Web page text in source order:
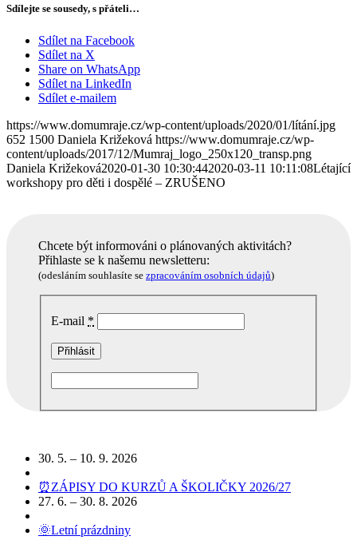
Sdílejte se sousedy, s přáteli…
Sdílet na Facebook
Sdílet na X
Share on WhatsApp
Sdílet na LinkedIn
Sdílet e-mailem
https://www.domumraje.cz/wp-content/uploads/2020/01/lítání.jpg
652 1500 Daniela Križeková https://www.domumraje.cz/wp-
content/uploads/2017/12/Mumraj_logo_250x120_transp.png
Daniela Križeková2020-01-30 10:30:442020-03-11 10:11:08Létající
workshopy pro děti i dospělé – ZRUŠENO
Chcete být informováni o plánovaných aktivitách?
Přihlaste se k našemu newsletteru:
(odesláním souhlasíte se zpracováním osobních údajů)
E-mail *
30. 5. – 10. 9. 2026
⏰ZÁPISY DO KURZŮ A ŠKOLIČKY 2026/27
27. 6. – 30. 8. 2026
🌞Letní prázdniny